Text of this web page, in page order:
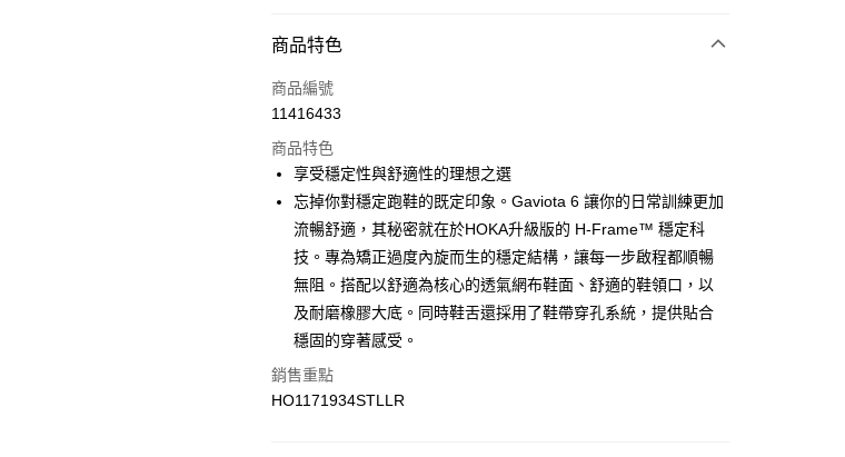
悠遊付
運送方式
7-11取貨(快速到店)
每筆NT$100，滿NT$1,500(含以上)免運費
宅配-本島
每筆NT$100，滿NT$1,500(含以上)免運費
商品特色
商品編號
11416433
商品特色
享受穩定性與舒適性的理想之選
忘掉你對穩定跑鞋的既定印象。Gaviota 6 讓你的日常訓練更加
流暢舒適，其秘密就在於HOKA升級版的 H-Frame™ 穩定科
技。專為矯正過度內旋而生的穩定結構，讓每一步啟程都順暢
無阻。搭配以舒適為核心的透氣網布鞋面、舒適的鞋領口，以
及耐磨橡膠大底。同時鞋舌還採用了鞋帶穿孔系統，提供貼合
穩固的穿著感受。
銷售重點
HO1171934STLLR